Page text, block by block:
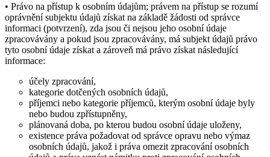
• Právo na přístup k osobním údajům; právem na přístup se rozumí
oprávnění subjektu údajů získat na základě žádosti od správce
informaci (potvrzení), zda jsou či nejsou jeho osobní údaje
zpracovávány a pokud jsou zpracovávány, má subjekt údajů právo
tyto osobní údaje získat a zároveň má právo získat následující
informace:
účely zpracování,
kategorie dotčených osobních údajů,
příjemci nebo kategorie příjemců, kterým osobní údaje byly
nebo budou zpřístupněny,
plánovaná doba, po kterou budou osobní údaje uloženy,
existence práva požadovat od správce opravu nebo výmaz
osobních údajů, jakož i práva omezit zpracování osobních